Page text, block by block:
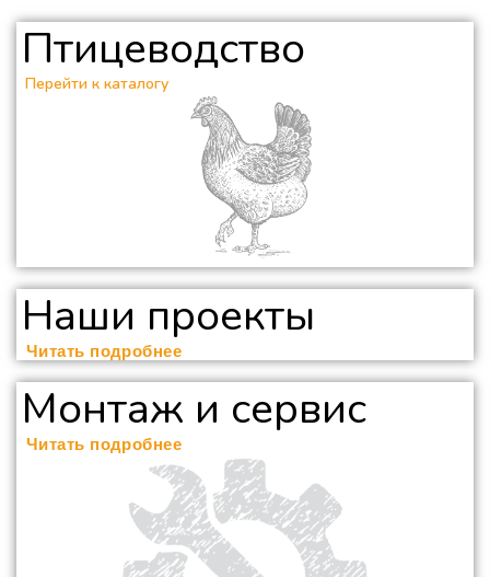
Птицеводство
Перейти к каталогу
Наши проекты
Читать подробнее
Монтаж и сервис
Читать подробнее